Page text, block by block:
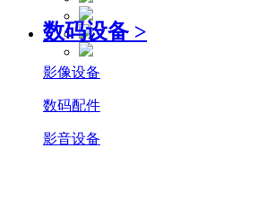
数码设备 >
影像设备
数码配件
影音设备